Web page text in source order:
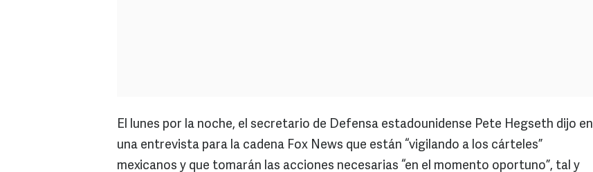
El lunes por la noche, el secretario de Defensa estadounidense Pete Hegseth dijo en
una entrevista para la cadena Fox News que están “vigilando a los cárteles”
mexicanos y que tomarán las acciones necesarias “en el momento oportuno”, tal y